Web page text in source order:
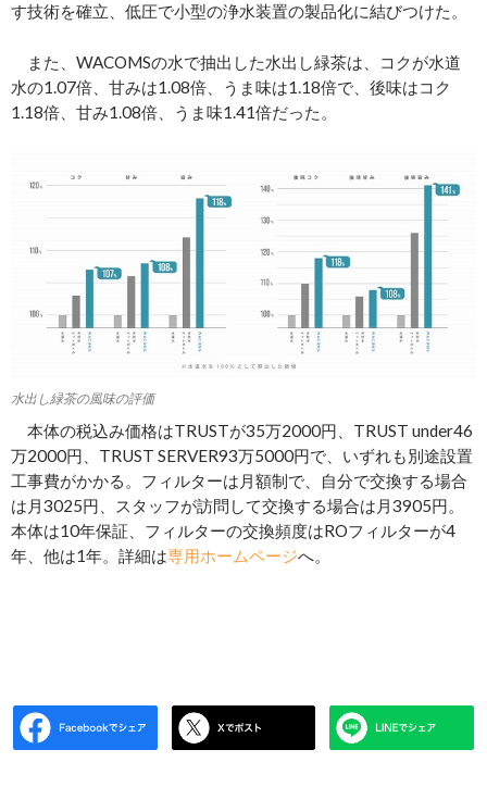
す技術を確立、低圧で小型の浄水装置の製品化に結びつけた。
また、WACOMSの水で抽出した水出し緑茶は、コクが水道
水の1.07倍、甘みは1.08倍、うま味は1.18倍で、後味はコク
1.18倍、甘み1.08倍、うま味1.41倍だった。
水出し緑茶の風味の評価
本体の税込み価格はTRUSTが35万2000円、TRUST under46
万2000円、TRUST SERVER93万5000円で、いずれも別途設置
工事費がかかる。フィルターは月額制で、自分で交換する場合
は月3025円、スタッフが訪問して交換する場合は月3905円。
本体は10年保証、フィルターの交換頻度はROフィルターが4
年、他は1年。詳細は専用ホームページへ。